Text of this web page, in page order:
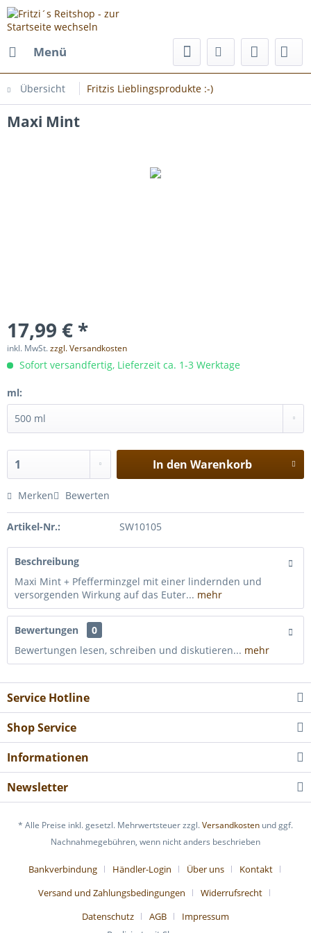
Menü
Übersicht Fritzis Lieblingsprodukte :-)
Maxi Mint
17,99 € *
inkl. MwSt.zzgl. Versandkosten
Sofort versandfertig, Lieferzeit ca. 1-3 Werktage
ml:
In den Warenkorb
Merken Bewerten
Artikel-Nr.: SW10105
Beschreibung
Maxi Mint + Pfefferminzgel mit einer lindernden und
versorgenden Wirkung auf das Euter... mehr
Bewertungen
0
Bewertungen lesen, schreiben und diskutieren... mehr
Service Hotline
Shop Service
Informationen
Newsletter
* Alle Preise inkl. gesetzl. Mehrwertsteuer zzgl.Versandkosten und ggf.
Nachnahmegebühren, wenn nicht anders beschrieben
Bankverbindung Händler-Login Über uns
Kontakt
Versand und Zahlungsbedingungen
Widerrufsrecht
Datenschutz
AGB
Impressum